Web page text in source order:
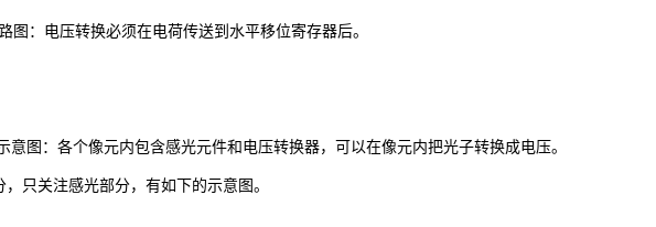
图：电压转换必须在电荷传送到水平移位寄存器后。
意图：各个像元内包含感光元件和电压转换器，可以在像元内把光子转换成电压。
只关注感光部分，有如下的示意图。